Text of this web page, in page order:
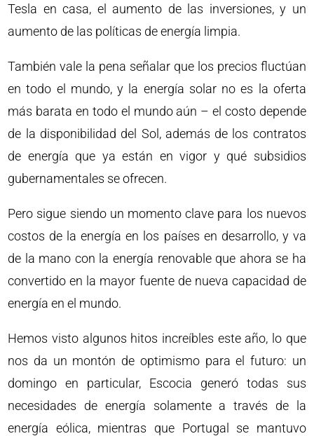
Tesla en casa, el aumento de las inversiones, y un
aumento de las políticas de energía limpia.
También vale la pena señalar que los precios fluctúan
en todo el mundo, y la energía solar no es la oferta
más barata en todo el mundo aún – el costo depende
de la disponibilidad del Sol, además de los contratos
de energía que ya están en vigor y qué subsidios
gubernamentales se ofrecen.
Pero sigue siendo un momento clave para los nuevos
costos de la energía en los países en desarrollo, y va
de la mano con la energía renovable que ahora se ha
convertido en la mayor fuente de nueva capacidad de
energía en el mundo.
Hemos visto algunos hitos increíbles este año, lo que
nos da un montón de optimismo para el futuro: un
domingo en particular, Escocia generó todas sus
necesidades de energía solamente a través de la
energía eólica, mientras que Portugal se mantuvo